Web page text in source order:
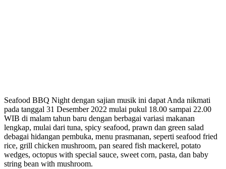
Seafood BBQ Night dengan sajian musik ini dapat Anda nikmati
pada tanggal 31 Desember 2022 mulai pukul 18.00 sampai 22.00
WIB di malam tahun baru dengan berbagai variasi makanan
lengkap, mulai dari tuna, spicy seafood, prawn dan green salad
debagai hidangan pembuka, menu prasmanan, seperti seafood fried
rice, grill chicken mushroom, pan seared fish mackerel, potato
wedges, octopus with special sauce, sweet corn, pasta, dan baby
string bean with mushroom.